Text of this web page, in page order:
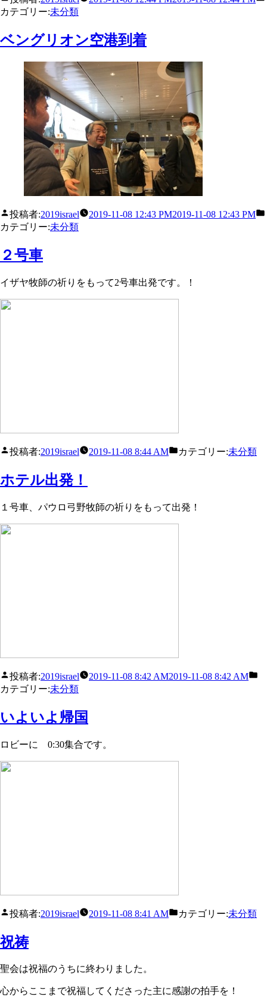
カテゴリー:未分類
ベングリオン空港到着
投稿者:2019israel 2019-11-08 12:43 PM2019-11-08 12:43 PM
カテゴリー:未分類
２号車
イザヤ牧師の祈りをもって2号車出発です。！
投稿者:2019israel 2019-11-08 8:44 AM カテゴリー:未分類
ホテル出発！
１号車、パウロ弓野牧師の祈りをもって出発！
投稿者:2019israel 2019-11-08 8:42 AM2019-11-08 8:42 AM
カテゴリー:未分類
いよいよ帰国
ロビーに 0:30集合です。
投稿者:2019israel 2019-11-08 8:41 AM カテゴリー:未分類
祝祷
聖会は祝福のうちに終わりました。
心からここまで祝福してくださった主に感謝の拍手を！